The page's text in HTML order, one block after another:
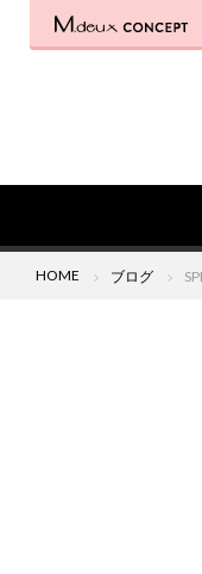
HOME ブログ